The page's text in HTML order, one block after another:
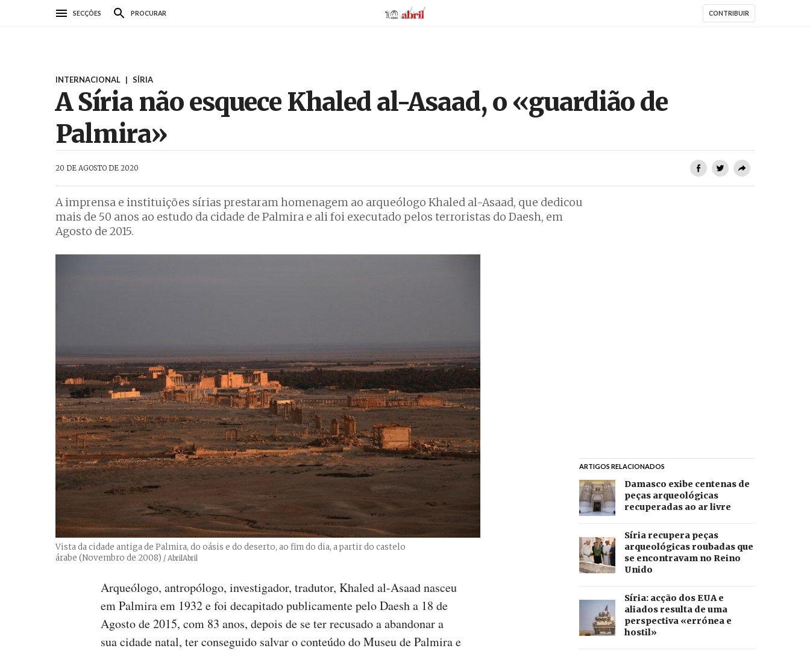
SECÇÕES PROCURAR AbrilAbril CONTRIBUIR
INTERNACIONAL | SÍRIA
A Síria não esquece Khaled al-Asaad, o «guardião de
Palmira»
20 DE AGOSTO DE 2020
A imprensa e instituições sírias prestaram homenagem ao arqueólogo Khaled al-Asaad, que dedicou
mais de 50 anos ao estudo da cidade de Palmira e ali foi executado pelos terroristas do Daesh, em
Agosto de 2015.
Vista da cidade antiga de Palmira, do oásis e do deserto, ao fim do dia, a partir do castelo
árabe (Novembro de 2008) Créditos
/ AbrilAbril
Arqueólogo, antropólogo, investigador, tradutor, Khaled al-Asaad nasceu
em Palmira em 1932 e foi decapitado publicamente pelo Daesh a 18 de
Agosto de 2015, com 83 anos, depois de se ter recusado a abandonar a
sua cidade natal, ter conseguido salvar o conteúdo do Museu de Palmira e
ARTIGOS RELACIONADOS
Damasco exibe centenas de
peças arqueológicas
recuperadas ao ar livre
Síria recupera peças
arqueológicas roubadas que
se encontravam no Reino
Unido
Síria: acção dos EUA e
aliados resulta de uma
perspectiva «errónea e
hostil»